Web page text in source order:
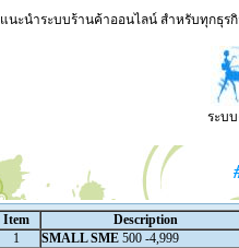
แนะนำระบบร้านค้าออนไลน์ สำหรับทุกธุร
ระบบ
Item
Description
1
SMALL SME 500 -4,999